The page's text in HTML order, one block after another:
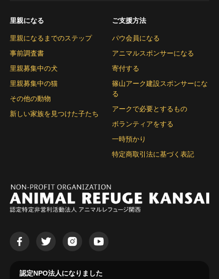
里親になる
里親になるまでのステップ
事前調査書
里親募集中の犬
里親募集中の猫
その他の動物
新しい家族を見つけた子たち
ご支援方法
パウ会員になる
アニマルスポンサーになる
寄付する
篠山アーク建設スポンサーにな
る
アークで必要とするもの
ボランティアをする
一時預かり
特定商取引法に基づく表記
認定NPO法人になりました